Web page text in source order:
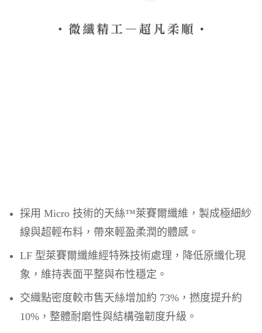
採用 Micro 技術的天絲™萊賽爾纖維，製成極細紗
線與超輕布料，帶來輕盈柔潤的體感。
LF 型萊賽爾纖維經特殊技術處理，降低原纖化現
象，維持表面平整與布性穩定。
交織點密度較市售天絲增加約 73%，撚度提升約
10%，整體耐磨性與結構強韌度升級。